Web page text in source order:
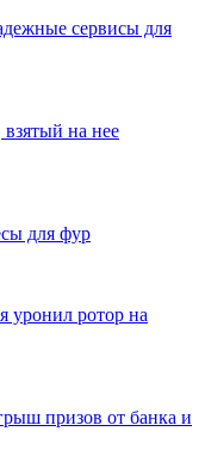
сервисы для
на нее
для фур
уронил ротор на
призов от банка и